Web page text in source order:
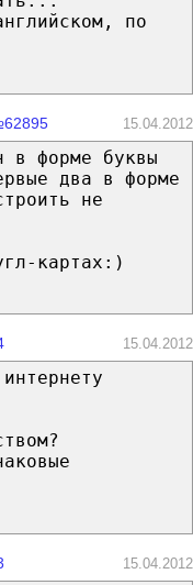
по
15.04.2012
в форме буквы
два в форме
не
картах:)
15.04.2012
15.04.2012